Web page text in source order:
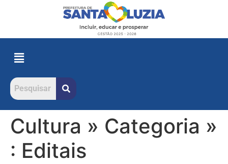
Cultura » Categoria »
: Editais